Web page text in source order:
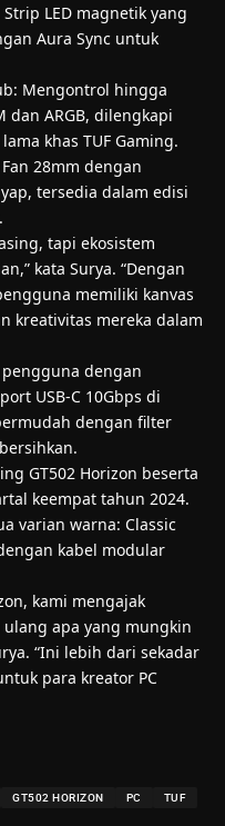
LED magnetik yang
Aura Sync untuk
Mengontrol hingga
dan ARGB, dilengkapi
khas TUF Gaming.
Fan 28mm dengan
tersedia dalam edisi
tapi ekosistem
kata Surya. “Dengan
memiliki kanvas
kreativitas mereka dalam
dengan
USB-C 10Gbps di
dengan filter
GT502 Horizon beserta
keempat tahun 2024.
varian warna: Classic
kabel modular
kami mengajak
apa yang mungkin
“Ini lebih dari sekadar
para kreator PC
GT502 HORIZON PC
TUF